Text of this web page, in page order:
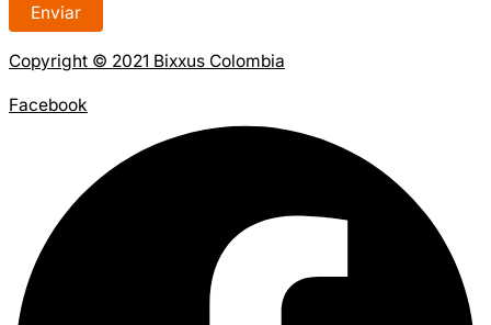
Enviar
Copyright © 2021 Bixxus Colombia
Facebook